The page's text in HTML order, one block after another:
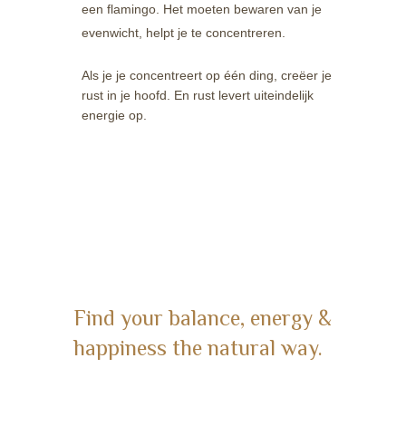
een flamingo. Het moeten bewaren van je
evenwicht, helpt je te concentreren.
Als je je concentreert op één ding, creëer je
rust in je hoofd. En rust levert uiteindelijk
energie op.
Find your balance, energy &
happiness the natural way.